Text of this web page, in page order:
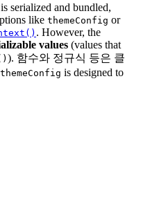
serialized and bundled,
like themeConfig or
. However, the
values (values that
). 함수와 정규식 등은 클
themeConfig is designed to